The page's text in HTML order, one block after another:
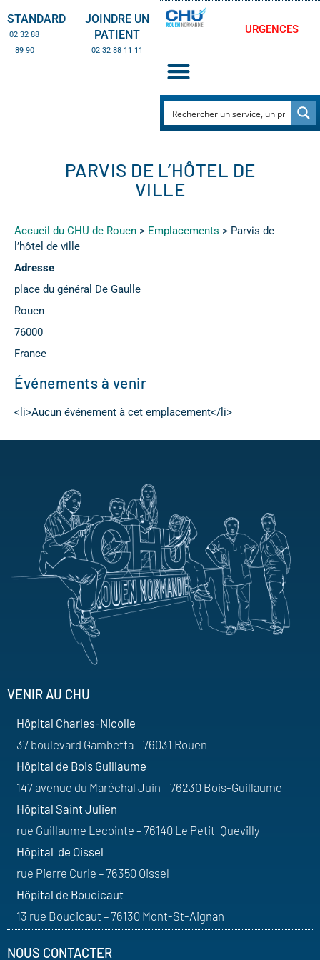
STANDARD
02 32 88
89 90
JOINDRE UN
PATIENT
02 32 88 11 11
URGENCES
PARVIS DE L’HÔTEL DE
VILLE
Accueil du CHU de Rouen > Emplacements > Parvis de
l’hôtel de ville
Adresse
place du général De Gaulle
Rouen
76000
France
Événements à venir
<li>Aucun événement à cet emplacement</li>
VENIR AU CHU
Hôpital Charles-Nicolle
37 boulevard Gambetta – 76031 Rouen
Hôpital de Bois Guillaume
147 avenue du Maréchal Juin – 76230 Bois-Guillaume
Hôpital Saint Julien
rue Guillaume Lecointe – 76140 Le Petit-Quevilly
Hôpital de Oissel
rue Pierre Curie – 76350 Oissel
Hôpital de Boucicaut
13 rue Boucicaut – 76130 Mont-St-Aignan
NOUS CONTACTER